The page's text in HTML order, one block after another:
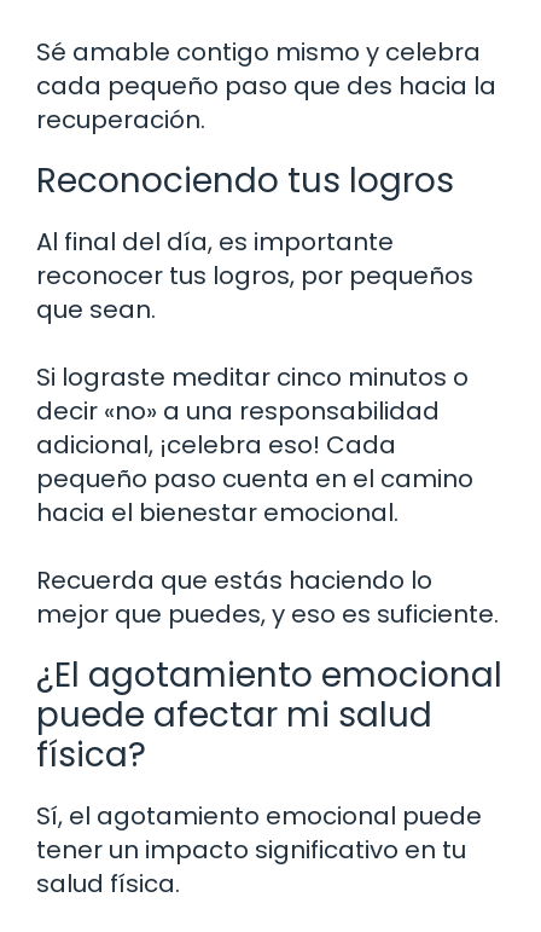
Sé amable contigo mismo y celebra
cada pequeño paso que des hacia la
recuperación.
Reconociendo tus logros
Al final del día, es importante
reconocer tus logros, por pequeños
que sean.
Si lograste meditar cinco minutos o
decir «no» a una responsabilidad
adicional, ¡celebra eso! Cada
pequeño paso cuenta en el camino
hacia el bienestar emocional.
Recuerda que estás haciendo lo
mejor que puedes, y eso es suficiente.
¿El agotamiento emocional
puede afectar mi salud
física?
Sí, el agotamiento emocional puede
tener un impacto significativo en tu
salud física.